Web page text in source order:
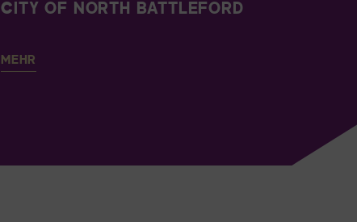
CITY OF NORTH BATTLEFORD
MEHR